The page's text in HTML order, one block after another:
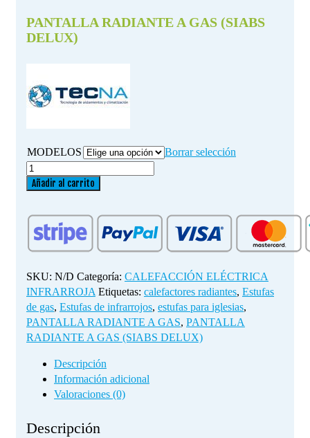
precios:
PANTALLA RADIANTE A GAS (SIABS
DELUX)
MODELOS
Borrar selección
PANTALLA
RADIANTE
GAS
(SIABS
DELUX)
Añadir al carrito
SKU: N/D Categoría: CALEFACCIÓN ELÉCTRICA
INFRARROJA Etiquetas: calefactores radiantes, Estufas
de gas, Estufas de infrarrojos, estufas para iglesias,
PANTALLA RADIANTE A GAS, PANTALLA
RADIANTE A GAS (SIABS DELUX)
Descripción
Información adicional
Valoraciones (0)
Descripción